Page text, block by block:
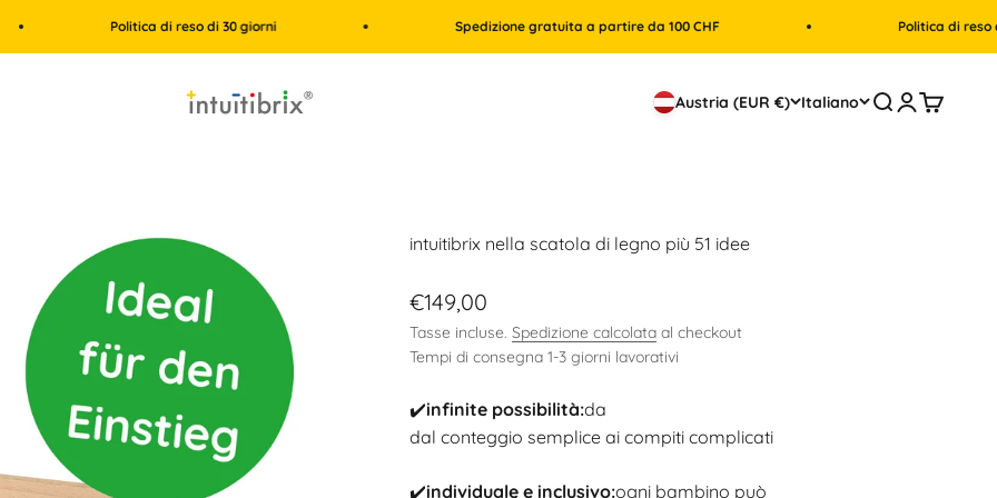
Politica di reso di 30 giorni Spedizione gratuita a partire da 100 CHF Politica di reso di 30 giorni
intuitibrix.ch | Spielend Mathe lernen Austria (EUR €) Italiano CercaAccediCarrello
intuitibrix nella scatola di legno più 51 idee
Prezzo scontato
€149,00
Tasse incluse. Spedizione calcolata al checkout
Tempi di consegna 1-3 giorni lavorativi
✔️infinite possibilità:da
dal conteggio semplice ai compiti complicati
✔️individuale e inclusivo:ogni bambino può